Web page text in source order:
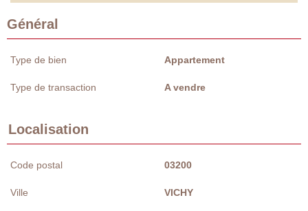
Général
Type de bien Appartement
Type de transaction A vendre
Localisation
Code postal 03200
Ville VICHY